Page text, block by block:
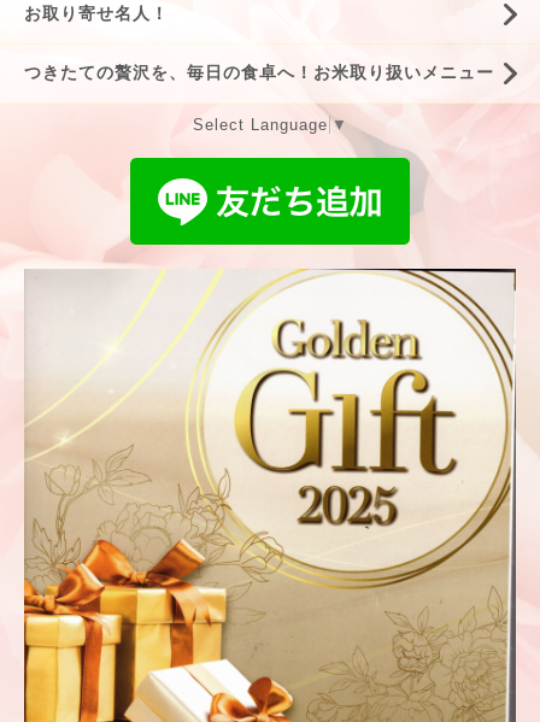
お取り寄せ名人！
つきたての贅沢を、毎日の食卓へ！お米取り扱いメニュー
Select Language ▼